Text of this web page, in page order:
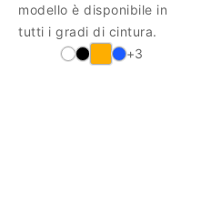
modello è disponibile in
tutti i gradi di cintura.
+3